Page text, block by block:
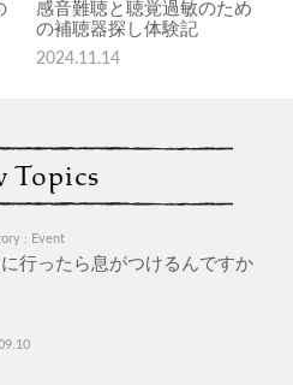
感音難聴と聴覚過敏のため
の補聴器探し体験記
2024.11.14
Topics
: Event
行ったら息がつけるんですか